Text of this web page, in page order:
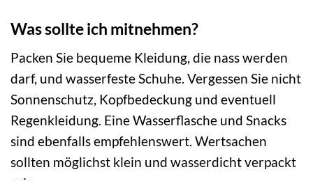
Was sollte ich mitnehmen?
Packen Sie bequeme Kleidung, die nass werden
darf, und wasserfeste Schuhe. Vergessen Sie nicht
Sonnenschutz, Kopfbedeckung und eventuell
Regenkleidung. Eine Wasserflasche und Snacks
sind ebenfalls empfehlenswert. Wertsachen
sollten möglichst klein und wasserdicht verpackt